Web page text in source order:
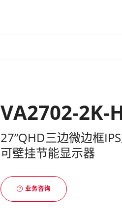
VA2702-2K-
27”QHD三边微边框
可壁挂节能显示器
业务咨询